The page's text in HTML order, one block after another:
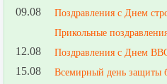
09.08
Поздравления с Днем
Прикольные
12.08 Поздравления с Днем
15.08 Всемирный день защиты